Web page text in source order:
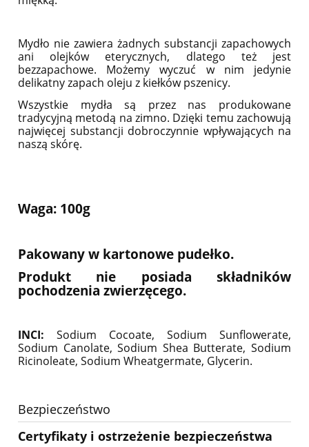
Mydło nie zawiera żadnych substancji zapachowych
ani olejków eterycznych, dlatego też jest
bezzapachowe. Możemy wyczuć w nim jedynie
delikatny zapach oleju z kiełków pszenicy.
Wszystkie mydła są przez nas produkowane
tradycyjną metodą na zimno. Dzięki temu zachowują
najwięcej substancji dobroczynnie wpływających na
naszą skórę.
Waga: 100g
Pakowany w kartonowe pudełko.
Produkt nie posiada składników
pochodzenia zwierzęcego.
INCI: Sodium Cocoate, Sodium Sunflowerate,
Sodium Canolate, Sodium Shea Butterate, Sodium
Ricinoleate, Sodium Wheatgermate, Glycerin.
Bezpieczeństwo
Certyfikaty i ostrzeżenie bezpieczeństwa